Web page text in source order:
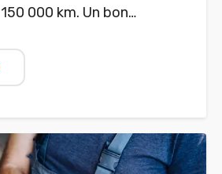
000 km. Un bon